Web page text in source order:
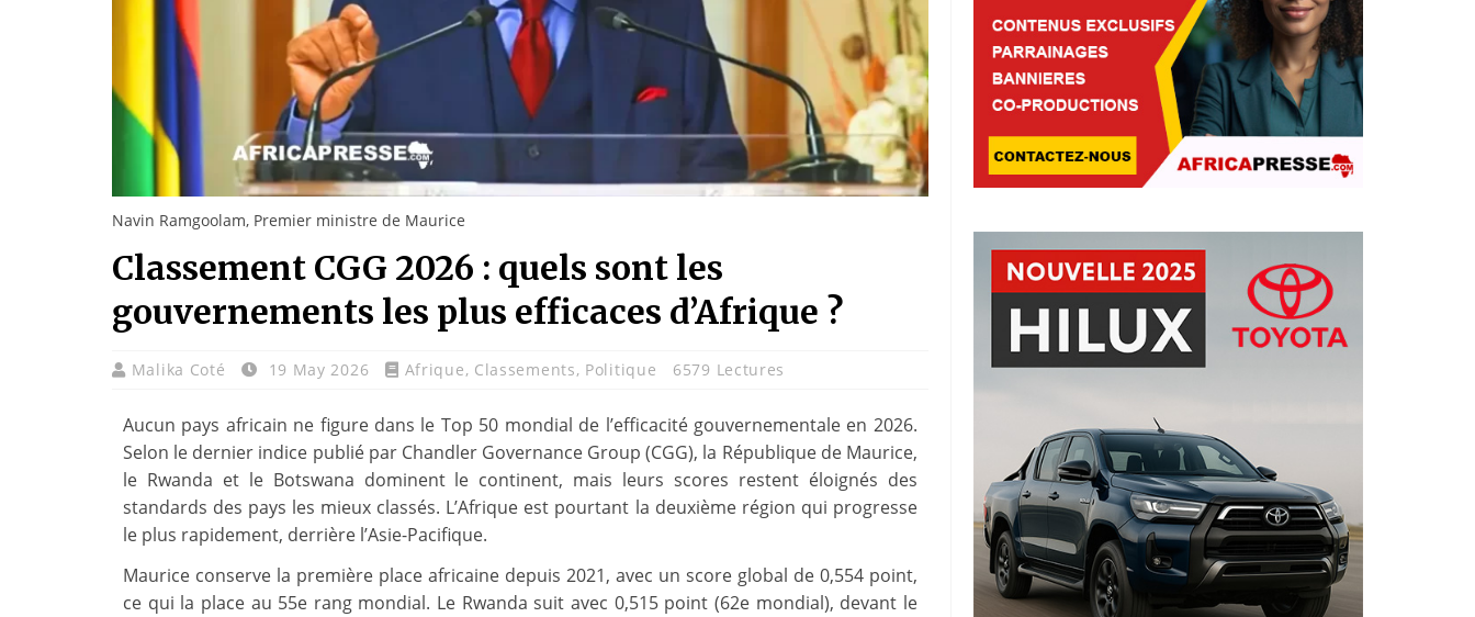
Navin Ramgoolam, Premier ministre de Maurice
Classement CGG 2026 : quels sont les
gouvernements les plus efficaces d’Afrique ?
Malika Coté 19 May 2026 Afrique, Classements, Politique 6579 Lectures
Aucun pays africain ne figure dans le Top 50 mondial de l’efficacité gouvernementale en 2026.
Selon le dernier indice publié par Chandler Governance Group (CGG), la République de Maurice,
le Rwanda et le Botswana dominent le continent, mais leurs scores restent éloignés des
standards des pays les mieux classés. L’Afrique est pourtant la deuxième région qui progresse
le plus rapidement, derrière l’Asie-Pacifique.
Maurice conserve la première place africaine depuis 2021, avec un score global de 0,554 point,
ce qui la place au 55e rang mondial. Le Rwanda suit avec 0,515 point (62e mondial), devant le